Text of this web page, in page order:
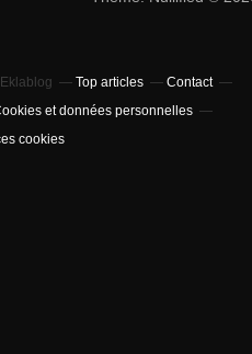
Top articles
Contact
et données personnelles
cookies